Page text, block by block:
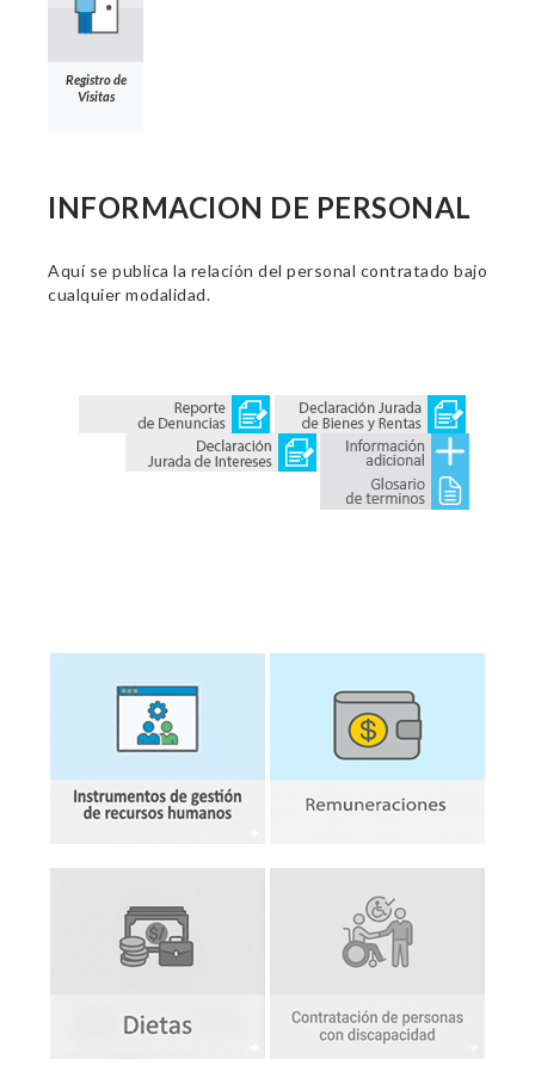
Registro de
Visitas
INFORMACION DE PERSONAL
Aquí se publica la relación del personal contratado bajo
cualquier modalidad.